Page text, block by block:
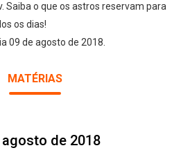
Saiba o que os astros reservam para
os dias!
09 de agosto de 2018.
MATÉRIAS
de 2018
Twitter